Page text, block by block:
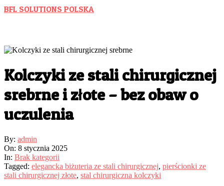
Skip
BFL SOLUTIONS POLSKA
Kolczyki ze stali chirurgicznej
srebrne i złote – bez obaw o
uczulenia
By: admin
On: 8 stycznia 2025
In: Brak kategorii
Tagged: elegancka biżuteria ze stali chirurgicznej, pierścionki ze
stali chirurgicznej złote, stal chirurgiczna kolczyki